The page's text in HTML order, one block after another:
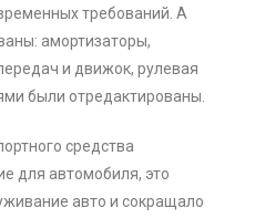
требований. А
амортизаторы,
и движок, рулевая
были отредактированы.
средства
для автомобиля, это
авто и сокращало